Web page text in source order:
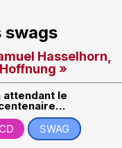
swags
Hasselhorn,
»
attendant le
CD
SWAG